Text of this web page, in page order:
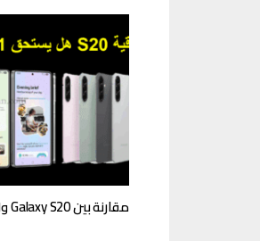
مقارنة بين Galaxy S20 وS21 هل يستحق S20 الترقية